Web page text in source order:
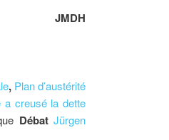
JMDH
, Plan d’austérité
a creusé la dette
Débat Jürgen